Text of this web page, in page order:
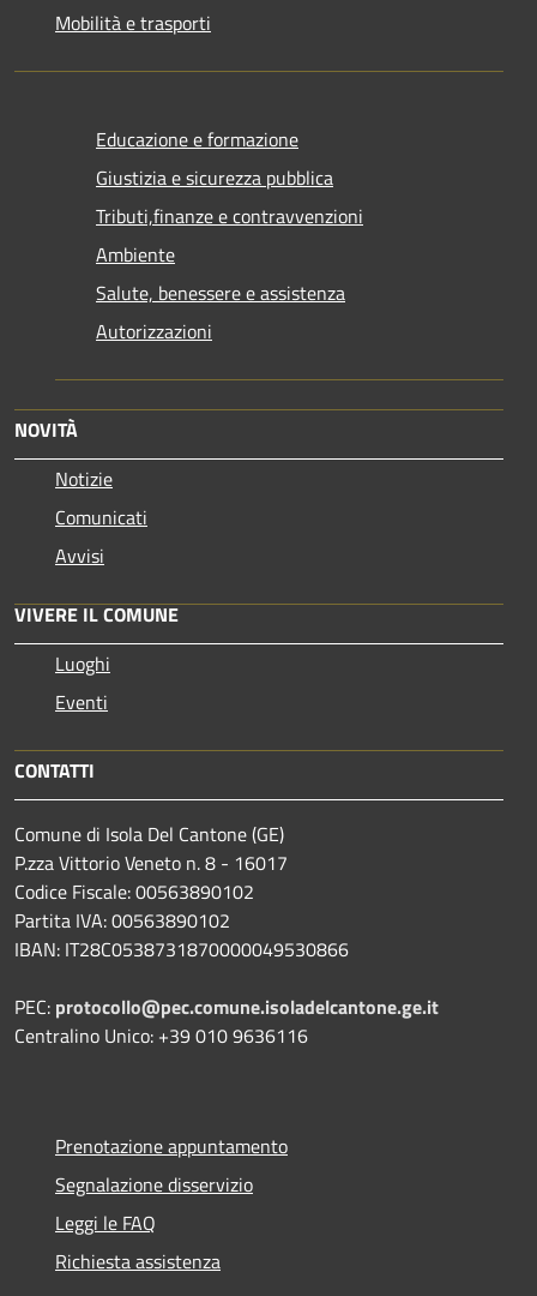
Mobilità e trasporti
Educazione e formazione
Giustizia e sicurezza pubblica
Tributi,finanze e contravvenzioni
Ambiente
Salute, benessere e assistenza
Autorizzazioni
NOVITÀ
Notizie
Comunicati
Avvisi
VIVERE IL COMUNE
Luoghi
Eventi
CONTATTI
Comune di Isola Del Cantone (GE)
P.zza Vittorio Veneto n. 8 - 16017
Codice Fiscale: 00563890102
Partita IVA: 00563890102
IBAN: IT28C0538731870000049530866
PEC: protocollo@pec.comune.isoladelcantone.ge.it
Centralino Unico: +39 010 9636116
Prenotazione appuntamento
Segnalazione disservizio
Leggi le FAQ
Richiesta assistenza